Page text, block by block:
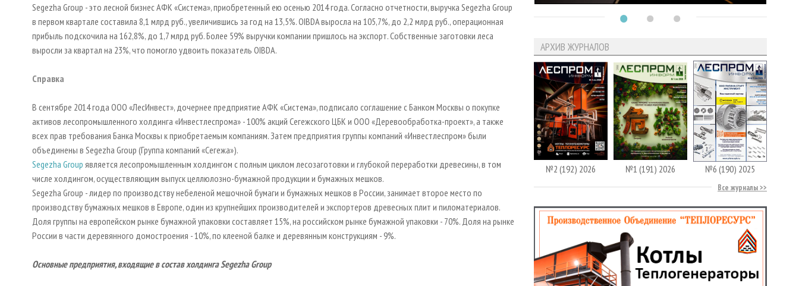
Segezha Group - это лесной бизнес АФК «Система», приобретенный ею осенью 2014 года. Согласно отчетности, выручка Segezha Group
в первом квартале составила 8,1 млрд руб., увеличившись за год на 13,5%. OIBDA выросла на 105,7%, до 2,2 млрд руб., операционная
прибыль подскочила на 162,8%, до 1,7 млрд руб. Более 59% выручки компании пришлось на экспорт. Собственные заготовки леса
выросли за квартал на 23%, что помогло удвоить показатель OIBDA.
Справка
В сентябре 2014 года ООО «ЛесИнвест», дочернее предприятие АФК «Система», подписало соглашение с Банком Москвы о покупке
активов лесопромышленного холдинга «Инвестлеспрома» - 100% акций Сегежского ЦБК и ООО «Деревообработка-проект», а также
всех прав требования Банка Москвы к приобретаемым компаниям. Затем предприятия группы компаний «Инвестлеспром» были
объединены в Segezha Group (Группа компаний «Сегежа»).
Segezha Group является лесопромышленным холдингом с полным циклом лесозаготовки и глубокой переработки древесины, в том
числе холдингом, осуществляющим выпуск целлюлозно-бумажной продукции и бумажных мешков.
Segezha Group - лидер по производству небеленой мешочной бумаги и бумажных мешков в России, занимает второе место по
производству бумажных мешков в Европе, один из крупнейших производителей и экспортеров древесных плит и пиломатериалов.
Доля группы на европейском рынке бумажной упаковки составляет 15%, на российском рынке бумажной упаковки - 70%. Доля на рынке
России в части деревянного домостроения - 10%, по клееной балке и деревянным конструкциям - 9%.
Основные предприятия, входящие в состав холдинга Segezha Group
АРХИВ ЖУРНАЛОВ
№2 (192) 2026 №1 (191) 2026 №6 (190) 2025
Все журналы